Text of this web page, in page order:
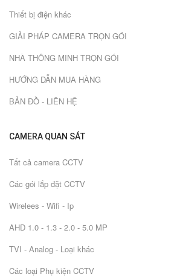
Thiết bị điện khác
GIẢI PHÁP CAMERA TRỌN GÓI
NHÀ THÔNG MINH TRỌN GÓI
HƯỚNG DẪN MUA HÀNG
BẢN ĐỒ - LIÊN HỆ
CAMERA QUAN SÁT
Tất cả camera CCTV
Các gói lắp đặt CCTV
Wirelees - Wifi - Ip
AHD 1.0 - 1.3 - 2.0 - 5.0 MP
TVI - Analog - Loại khác
Các loại Phụ kiện CCTV